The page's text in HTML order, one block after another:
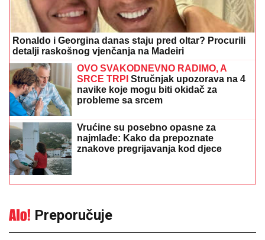
Ronaldo i Georgina danas staju pred oltar? Procurili
detalji raskošnog vjenčanja na Madeiri
OVO SVAKODNEVNO RADIMO, A
SRCE TRPI Stručnjak upozorava na 4
navike koje mogu biti okidač za
probleme sa srcem
Vrućine su posebno opasne za
najmlađe: Kako da prepoznate
znakove pregrijavanja kod djece
Preporučuje